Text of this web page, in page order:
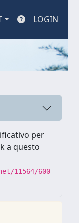
LOGIN
per
a questo
11564/600